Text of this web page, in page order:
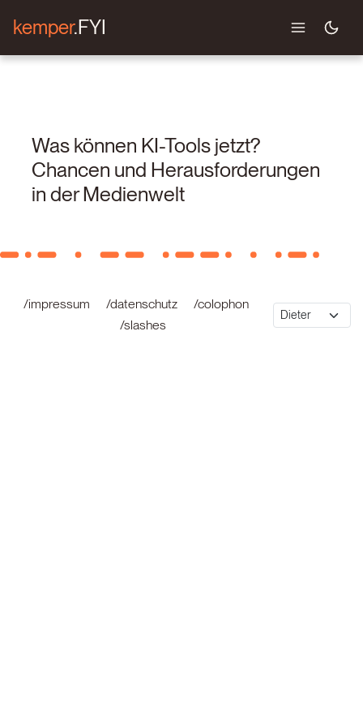
kemper.FYI
Was können KI-Tools jetzt?
Chancen und Herausforderungen
in der Medienwelt
/impressum /datenschutz
/colophon
/slashes